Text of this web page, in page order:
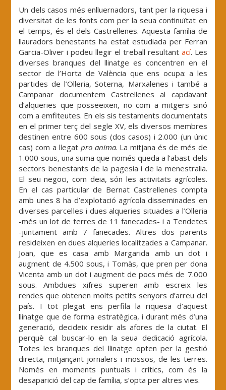
Un dels casos més enlluernadors, tant per la riquesa i
diversitat de les fonts com per la seua continuïtat en
el temps, és el dels Castrellenes. Aquesta família de
llauradors benestants ha estat estudiada per Ferran
Garcia-Oliver i podeu llegir el treball resultant ací. Les
diverses branques del llinatge es concentren en el
sector de l’Horta de València que ens ocupa: a les
partides de l’Olleria, Soterna, Marxalenes i també a
Campanar documentem Castrellenes al capdavant
d’alqueries que posseeixen, no com a mitgers sinó
com a emfiteutes. En els sis testaments documentats
en el primer terç del segle XV, els diversos membres
destinen entre 600 sous (dos casos) i 2.000 (un únic
cas) com a llegat pro anima. La mitjana és de més de
1.000 sous, una suma que només queda a l’abast dels
sectors benestants de la pagesia i de la menestralia.
El seu negoci, com deia, són les activitats agrícoles.
En el cas particular de Bernat Castrellenes compta
amb unes 8 ha d’explotació agrícola disseminades en
diverses parcel·les i dues alqueries situades a l’Olleria
-més un lot de terres de 11 fanecades- i a Tendetes
-juntament amb 7 fanecades. Altres dos parents
resideixen en dues alqueries localitzades a Campanar.
Joan, que es casa amb Margarida amb un dot i
augment de 4.500 sous, i Tomàs, que pren per dona
Vicenta amb un dot i augment de pocs més de 7.000
sous. Ambdues xifres superen amb escreix les
rendes que obtenen molts petits senyors d’arreu del
país. I tot plegat ens perfila la riquesa d’aquest
llinatge que de forma estratègica, i durant més d’una
generació, decideix residir als afores de la ciutat. El
perquè cal buscar-lo en la seua dedicació agrícola.
Totes les branques del llinatge opten per la gestió
directa, mitjançant jornalers i mossos, de les terres.
Només en moments puntuals i crítics, com és la
desaparició del cap de família, s’opta per altres vies.